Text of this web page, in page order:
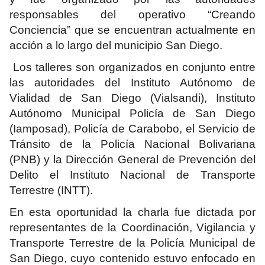
responsables del operativo “Creando
Conciencia” que se encuentran actualmente en
acción a lo largo del municipio San Diego.
Los talleres son organizados en conjunto entre
las autoridades del Instituto Autónomo de
Vialidad de San Diego (Vialsandi), Instituto
Autónomo Municipal Policía de San Diego
(Iamposad), Policía de Carabobo, el Servicio de
Tránsito de la Policía Nacional Bolivariana
(PNB) y la Dirección General de Prevención del
Delito el Instituto Nacional de Transporte
Terrestre (INTT).
En esta oportunidad la charla fue dictada por
representantes de la Coordinación, Vigilancia y
Transporte Terrestre de la Policía Municipal de
San Diego, cuyo contenido estuvo enfocado en